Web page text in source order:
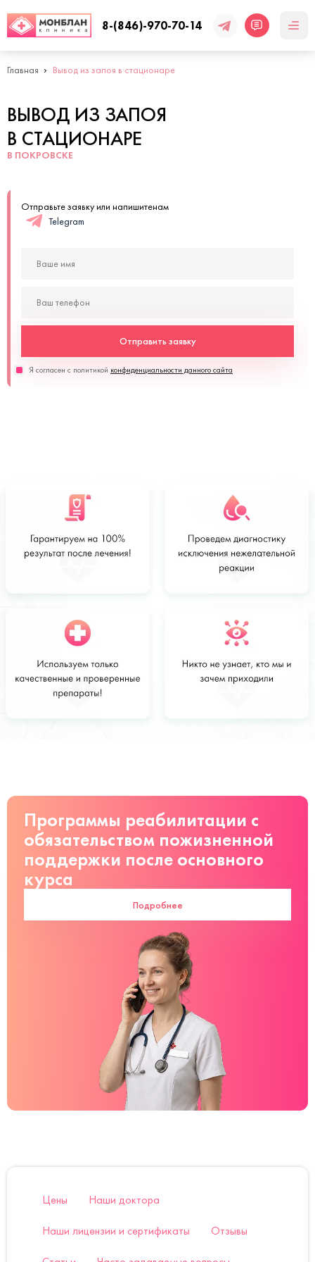
8-(846)-970-70-14
Главная Вывод из запоя в стационаре
ВЫВОД ИЗ ЗАПОЯ
В СТАЦИОНАРЕ
В ПОКРОВСКЕ
Отправьте заявку или напишитенам
Telegram
Отправить заявку
Я согласен с политикой конфиденциальности данного сайта
Стоимость
от 10 000
Заказать
Программы реабилитации с
обязательством пожизненной
поддержки после основного
курса
Подробнее
Цены Наши доктора
Наши лицензии и сертификаты Отзывы